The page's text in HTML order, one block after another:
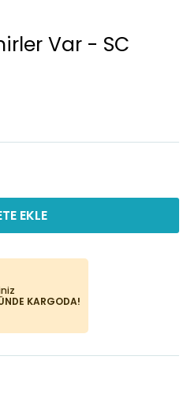
Var - SC
EKLE
KARGODA!